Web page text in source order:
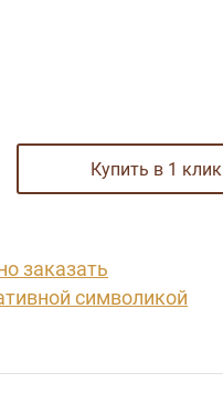
купить в 1 клик
заказать
символикой